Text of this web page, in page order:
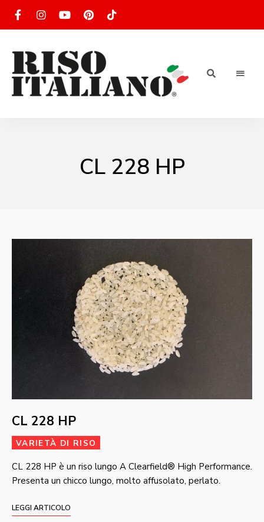
RicettarioCL 228 HP
CL 228 HP
VARIETÀ DI RISO
CL 228 HP è un riso lungo A Clearfield® High Performance.
Presenta un chicco lungo, molto affusolato, perlato.
LEGGI ARTICOLO